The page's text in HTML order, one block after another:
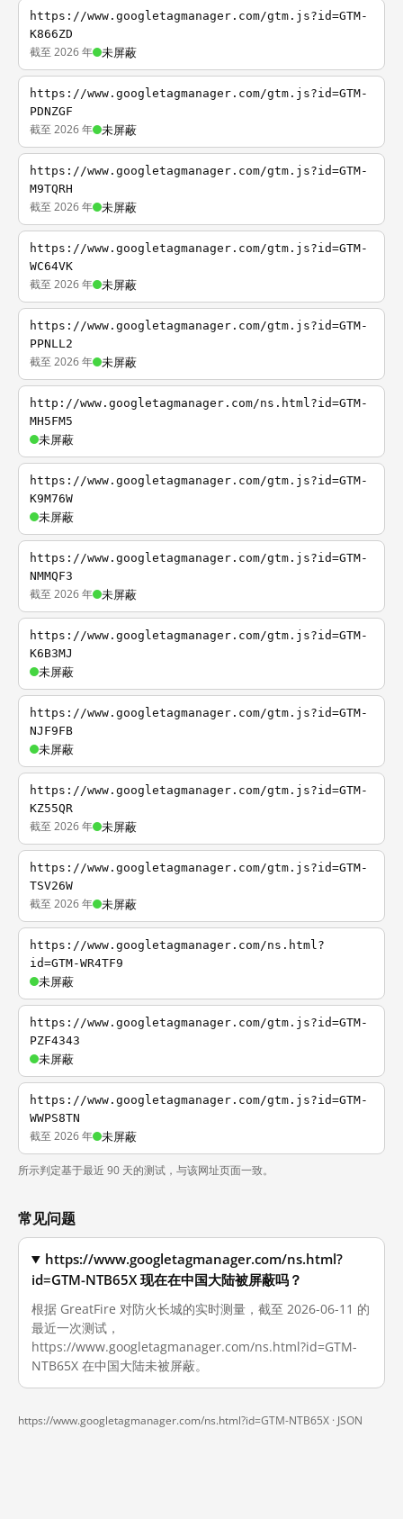
https://www.googletagmanager.com/gtm.js?id=GTM-
K866ZD
截至 2026 年 未屏蔽
https://www.googletagmanager.com/gtm.js?id=GTM-
PDNZGF
截至 2026 年 未屏蔽
https://www.googletagmanager.com/gtm.js?id=GTM-
M9TQRH
截至 2026 年 未屏蔽
https://www.googletagmanager.com/gtm.js?id=GTM-
WC64VK
截至 2026 年 未屏蔽
https://www.googletagmanager.com/gtm.js?id=GTM-
PPNLL2
截至 2026 年 未屏蔽
http://www.googletagmanager.com/ns.html?id=GTM-
MH5FM5
未屏蔽
https://www.googletagmanager.com/gtm.js?id=GTM-
K9M76W
未屏蔽
https://www.googletagmanager.com/gtm.js?id=GTM-
NMMQF3
截至 2026 年 未屏蔽
https://www.googletagmanager.com/gtm.js?id=GTM-
K6B3MJ
未屏蔽
https://www.googletagmanager.com/gtm.js?id=GTM-
NJF9FB
未屏蔽
https://www.googletagmanager.com/gtm.js?id=GTM-
KZ55QR
截至 2026 年 未屏蔽
https://www.googletagmanager.com/gtm.js?id=GTM-
TSV26W
截至 2026 年 未屏蔽
https://www.googletagmanager.com/ns.html?
id=GTM-WR4TF9
未屏蔽
https://www.googletagmanager.com/gtm.js?id=GTM-
PZF4343
未屏蔽
https://www.googletagmanager.com/gtm.js?id=GTM-
WWPS8TN
截至 2026 年 未屏蔽
所示判定基于最近 90 天的测试，与该网址页面一致。
常见问题
https://www.googletagmanager.com/ns.html?
id=GTM-NTB65X 现在在中国大陆被屏蔽吗？
根据 GreatFire 对防火长城的实时测量，截至 2026-06-11 的
最近一次测试，
https://www.googletagmanager.com/ns.html?id=GTM-
NTB65X 在中国大陆未被屏蔽。
https://www.googletagmanager.com/ns.html?id=GTM-NTB65X · JSON